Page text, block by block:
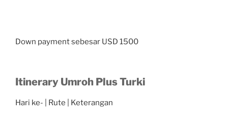
Down payment sebesar USD 1500
Itinerary Umroh Plus Turki
Hari ke- | Rute | Keterangan